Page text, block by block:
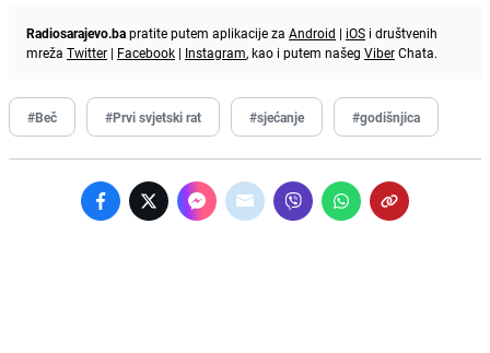
Radiosarajevo.bapratite putem aplikacije za Android | iOS i društvenih
mreža Twitter | Facebook | Instagram, kao i putem našeg ViberChata.
#Beč #Prvi svjetski rat #sjećanje #godišnjica